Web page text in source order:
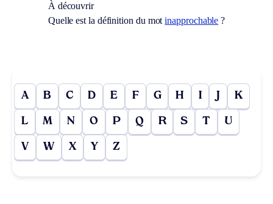
À découvrir
Quelle est la définition du motinapprochable ?
A B C D E F G H I J K
L M N O P Q R S T U
V W X Y Z